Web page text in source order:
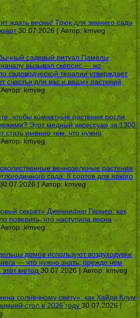
ждать весны! Трюк для зимнего сада
30.07.2026 | Автор:kmveg
садовый ритуал Памелы
вызывал скепсис — но
садоводческой терапии утверждает,
счастья для вас и ваших растений
kmveg
чтобы комнатные растения росли
Этот медный аксессуар за 1300
стать именно тем, что нужно
kmveg
вечнозеленые растения
сада: 8 сортов для яркого
| Автор: kmveg
секрет» Дженнифер Гарнер: как
поверить, что наступила весна
kmveg
домов используют воздуходувки
— что нужно знать, прежде чем
этот метод 30.07.2026 | Автор: kmveg
солнечному свету»: как Хайди Клум
стол в 2026 году 30.07.2026 |